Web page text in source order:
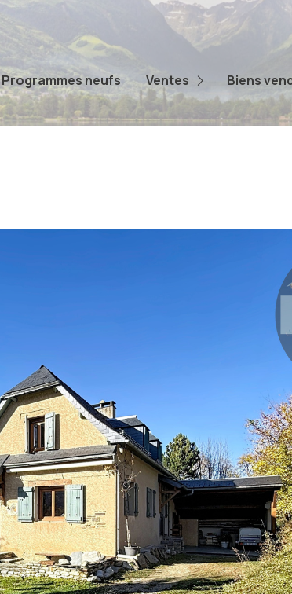
Programmes neufs Ventes
Appartements
Maisons
Terrains
Biens